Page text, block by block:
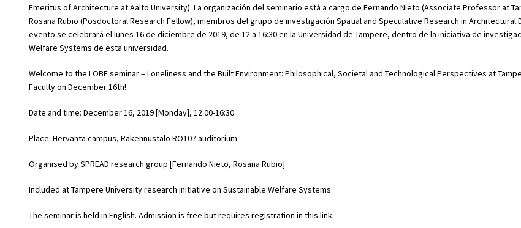
Emeritus of Architecture at Aalto University). La organización del seminario está a cargo de Fernando Nieto (Associate Professor at
Rosana Rubio (Posdoctoral Research Fellow), miembros del grupo de investigación Spatial and Speculative Research in Architectural
evento se celebrará el lunes 16 de diciembre de 2019, de 12 a 16:30 en la Universidad de Tampere, dentro de la iniciativa de
Welfare Systems de esta universidad.
Welcome to the LOBE seminar – Loneliness and the Built Environment: Philosophical, Societal and Technological Perspectives at
Faculty on December 16th!
Date and time: December 16, 2019 [Monday], 12:00-16:30
Place: Hervanta campus, Rakennustalo RO107 auditorium
Organised by SPREAD research group [Fernando Nieto, Rosana Rubio]
Included at Tampere University research initiative on Sustainable Welfare Systems
The seminar is held in English. Admission is free but requires registration in this link.